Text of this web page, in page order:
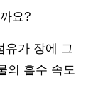
요?
유가 장에 그
의 흡수 속도